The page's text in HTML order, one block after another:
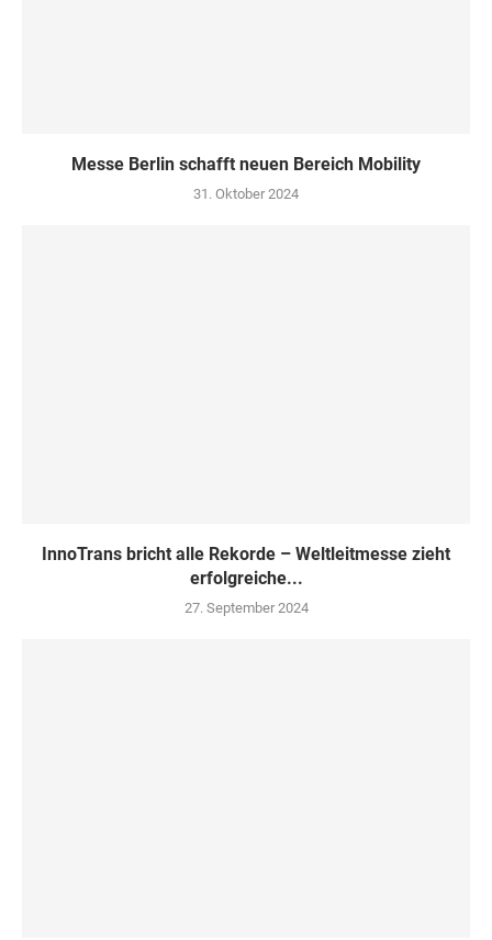
Messe Berlin schafft neuen Bereich Mobility
31. Oktober 2024
InnoTrans bricht alle Rekorde – Weltleitmesse zieht
erfolgreiche...
27. September 2024